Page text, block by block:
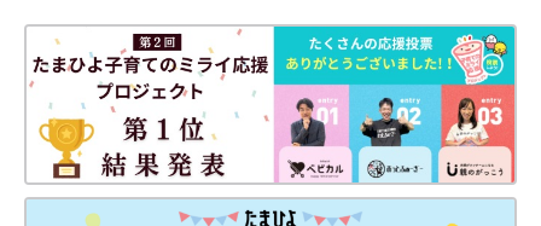
ているものばかりなので、ぜひチェックしてみ
てくださいね。
今回は、SNSで話題になっている3COINSとポケピースのコラボ
グッズをご紹介しました。どれも魅力的で、ポケモンファンには
たまらないアイテムばかりでしたね！気になるものがあれば、早
めに店舗やオンラインショップで探してみてください♪
(文：mayu)
●記事内の価格はすべて税込み、2025年7月時点のものです。
●記事内容でご紹介している投稿、リンク先は、削除される場合